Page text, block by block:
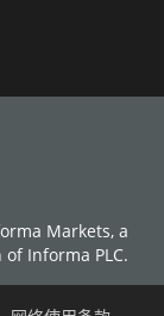
Markets, a
Informa PLC.